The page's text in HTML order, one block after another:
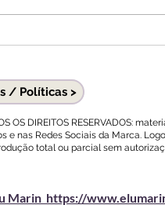
/ Políticas >
OS DIREITOS RESERVADOS:
e nas Redes Sociais da Marca.
total ou parcial sem
Marin https://